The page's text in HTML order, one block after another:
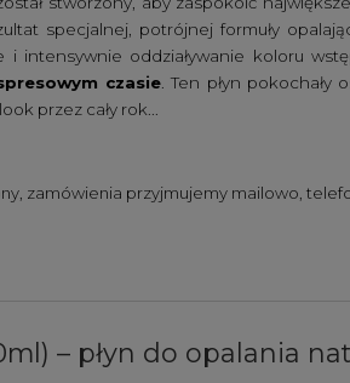
specjalnej, potrójnej formuły
i intensywnie oddziaływanie koloru
czasie. Ten płyn pokochały
przez cały rok...
zamówienia przyjmujemy mailowo,
– płyn do opalania